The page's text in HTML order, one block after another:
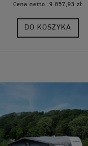
Cena netto: 9 857,93 zł
DO KOSZYKA